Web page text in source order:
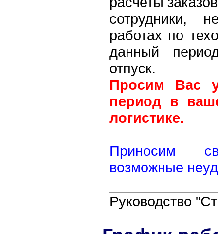
сотрудники,
работах по
данный
отпуск.
Просим Вас
период в
логистике.
Приносим
возможные
Руководство